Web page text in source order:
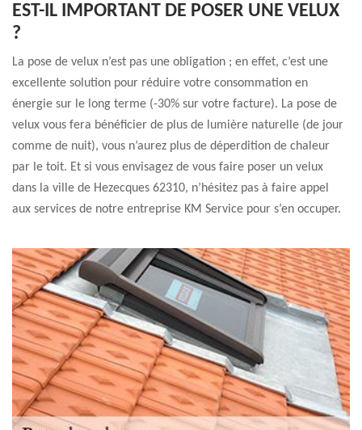
EST-IL IMPORTANT DE POSER UNE VELUX
?
La pose de velux n’est pas une obligation ; en effet, c’est une
excellente solution pour réduire votre consommation en
énergie sur le long terme (-30% sur votre facture). La pose de
velux vous fera bénéficier de plus de lumière naturelle (de jour
comme de nuit), vous n’aurez plus de déperdition de chaleur
par le toit. Et si vous envisagez de vous faire poser un velux
dans la ville de Hezecques 62310, n’hésitez pas à faire appel
aux services de notre entreprise KM Service pour s’en occuper.